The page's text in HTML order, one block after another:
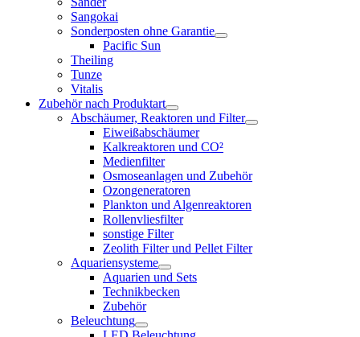
Sangokai
Sonderposten ohne Garantie
Pacific Sun
Theiling
Tunze
Vitalis
Zubehör nach Produktart
Abschäumer, Reaktoren und Filter
Eiweißabschäumer
Kalkreaktoren und CO²
Medienfilter
Osmoseanlagen und Zubehör
Ozongeneratoren
Plankton und Algenreaktoren
Rollenvliesfilter
sonstige Filter
Zeolith Filter und Pellet Filter
Aquariensysteme
Aquarien und Sets
Technikbecken
Zubehör
Beleuchtung